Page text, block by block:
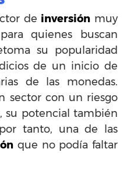
de inversión muy
quienes buscan
su popularidad
de un inicio de
de las monedas.
sector con un riesgo
su potencial también
tanto, una de las
que no podía faltar